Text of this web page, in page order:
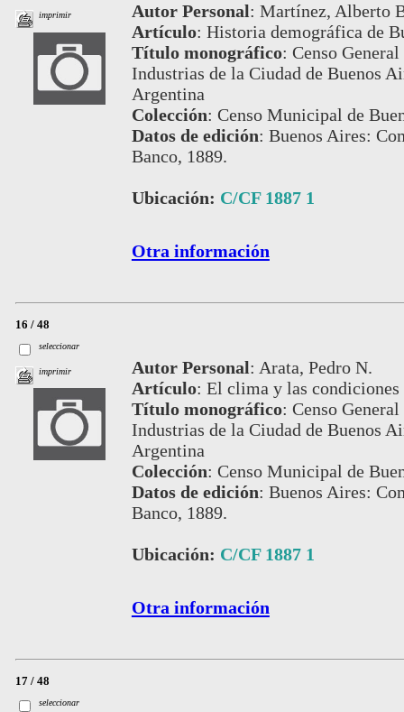
imprimir Autor Personal: Martínez, Alberto
Artículo: Historia demográfica de
Título monográfico: Censo
Industrias de la Ciudad de Buenos
Argentina
Colección: Censo Municipal de
Datos de edición: Buenos Aires:
Banco, 1889.
Ubicación: C/CF 1887 1
Otra información
16 / 48
seleccionar
imprimir Autor Personal: Arata, Pedro N.
Artículo: El clima y las condiciones
Título monográfico: Censo
Industrias de la Ciudad de Buenos
Argentina
Colección: Censo Municipal de
Datos de edición: Buenos Aires:
Banco, 1889.
Ubicación: C/CF 1887 1
Otra información
17 / 48
seleccionar